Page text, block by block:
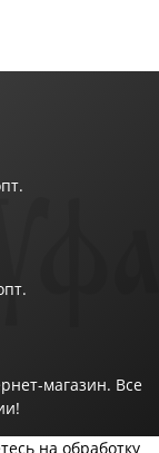
магазин. Все
на обработку